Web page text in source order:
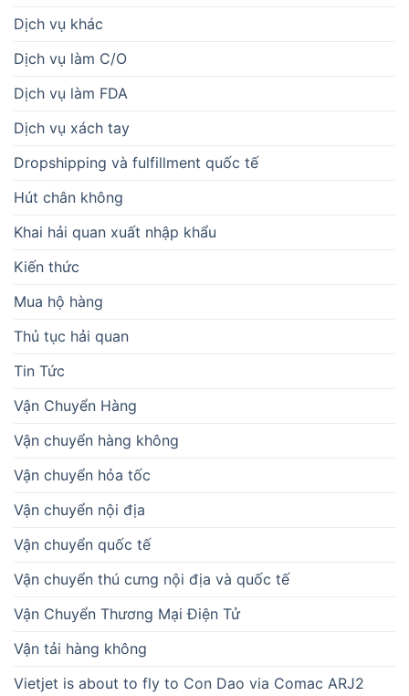
Dịch vụ khác
Dịch vụ làm C/O
Dịch vụ làm FDA
Dịch vụ xách tay
Dropshipping và fulfillment quốc tế
Hút chân không
Khai hải quan xuất nhập khẩu
Kiến thức
Mua hộ hàng
Thủ tục hải quan
Tin Tức
Vận Chuyển Hàng
Vận chuyển hàng không
Vận chuyển hỏa tốc
Vận chuyển nội địa
Vận chuyển quốc tế
Vận chuyển thú cưng nội địa và quốc tế
Vận Chuyển Thương Mại Điện Tử
Vận tải hàng không
Vietjet is about to fly to Con Dao via Comac ARJ2